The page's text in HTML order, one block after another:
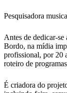
Pesquisadora
Antes de dedicar-
Bordo, na mídia
profissional, por 20
roteiro de
É criadora do